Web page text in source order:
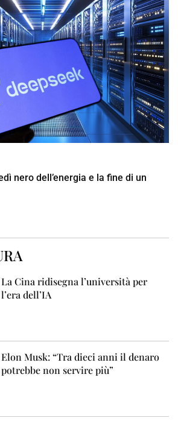
nero dell’energia e la fine di un
La Cina ridisegna l’università per
l’era dell’IA
Elon Musk: “Tra dieci anni il denaro
potrebbe non servire più”